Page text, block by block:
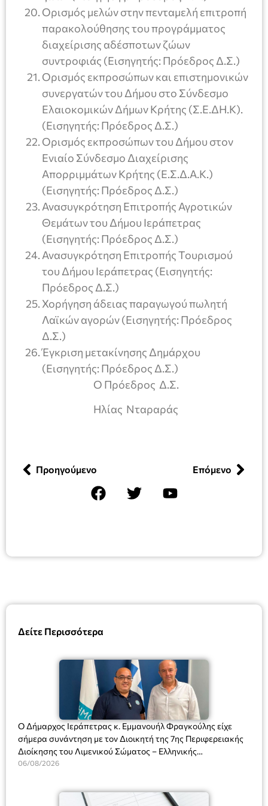
Δείτε Περισσότερα
Ο Δήμαρχος Ιεράπετρας κ. Εμμανουήλ Φραγκούλης είχε
σήμερα συνάντηση με τον Διοικητή της 7ης Περιφερειακής
Διοίκησης του Λιμενικού Σώματος – Ελληνικής
Ακτοφυλακής (Λ.Σ.-ΕΛ.ΑΚΤ.), Αρχιπλοίαρχο Λ.Σ. κ. Ιωάννη
06/08/2026
Ορισμός μελών στην πενταμελή επιτροπή
παρακολούθησης του προγράμματος
διαχείρισης αδέσποτων ζώων
συντροφιάς (Εισηγητής: Πρόεδρος Δ.Σ.)
Ορισμός εκπροσώπων και επιστημονικών
συνεργατών του Δήμου στο Σύνδεσμο
Ελαιοκομικών Δήμων Κρήτης (Σ.Ε.ΔΗ.Κ).
(Εισηγητής: Πρόεδρος Δ.Σ.)
Ορισμός εκπροσώπων του Δήμου στον
Ενιαίο Σύνδεσμο Διαχείρισης
Απορριμμάτων Κρήτης (Ε.Σ.Δ.Α.Κ.)
(Εισηγητής: Πρόεδρος Δ.Σ.)
Ανασυγκρότηση Επιτροπής Αγροτικών
Θεμάτων του Δήμου Ιεράπετρας
(Εισηγητής: Πρόεδρος Δ.Σ.)
Ανασυγκρότηση Επιτροπής Τουρισμού
του Δήμου Ιεράπετρας (Εισηγητής:
Πρόεδρος Δ.Σ.)
Χορήγηση άδειας παραγωγού πωλητή
Λαϊκών αγορών (Εισηγητής: Πρόεδρος
Δ.Σ.)
Έγκριση μετακίνησης Δημάρχου
(Εισηγητής: Πρόεδρος Δ.Σ.)
Ο Πρόεδρος Δ.Σ.
Ηλίας Νταραράς
Προηγούμενο Επόμενο